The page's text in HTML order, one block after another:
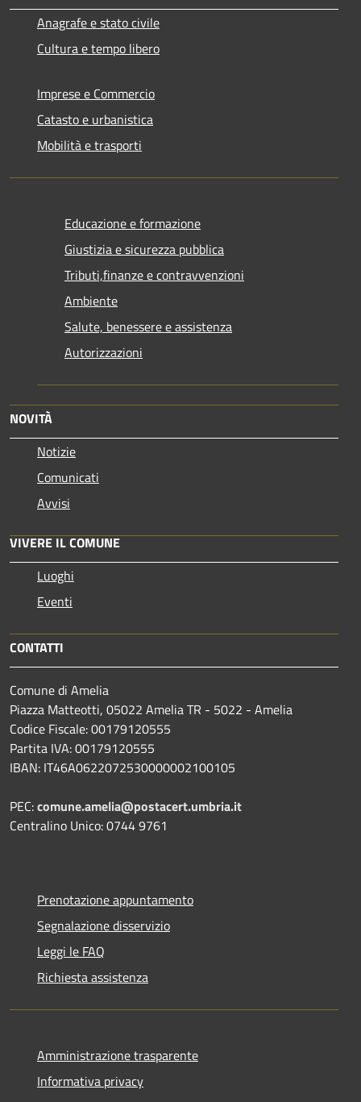
Anagrafe e stato civile
Cultura e tempo libero
Imprese e Commercio
Catasto e urbanistica
Mobilità e trasporti
Educazione e formazione
Giustizia e sicurezza pubblica
Tributi,finanze e contravvenzioni
Ambiente
Salute, benessere e assistenza
Autorizzazioni
NOVITÀ
Notizie
Comunicati
Avvisi
VIVERE IL COMUNE
Luoghi
Eventi
CONTATTI
Comune di Amelia
Piazza Matteotti, 05022 Amelia TR - 5022 - Amelia
Codice Fiscale: 00179120555
Partita IVA: 00179120555
IBAN: IT46A0622072530000002100105
PEC:comune.amelia@postacert.umbria.it
Centralino Unico: 0744 9761
Prenotazione appuntamento
Segnalazione disservizio
Leggi le FAQ
Richiesta assistenza
Amministrazione trasparente
Informativa privacy